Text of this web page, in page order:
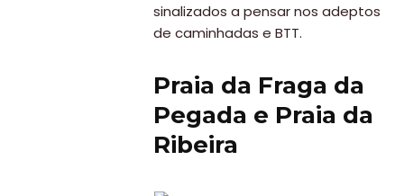
sinalizados a pensar nos adeptos
de caminhadas e BTT.
Praia da Fraga da
Pegada e Praia da
Ribeira